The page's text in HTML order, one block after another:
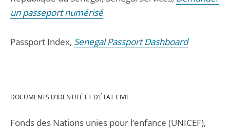
un passeport numérisé
Passport Index, Senegal Passport Dashboard
DOCUMENTS D’IDENTITÉ ET D’ÉTAT CIVIL
Fonds des Nations unies pour l’enfance (UNICEF),